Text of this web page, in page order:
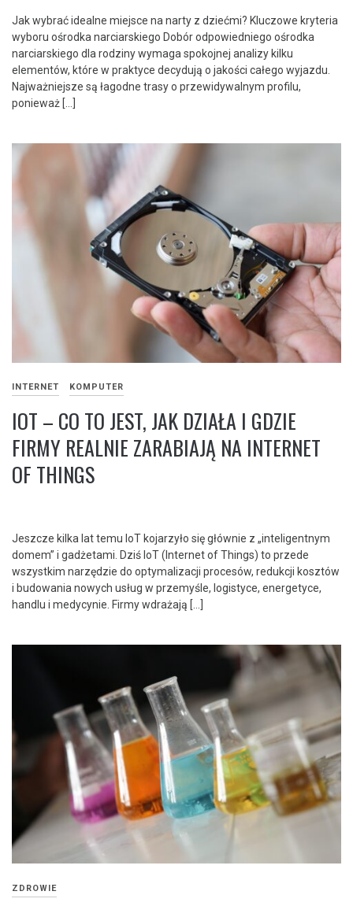
Jak wybrać idealne miejsce na narty z dziećmi? Kluczowe kryteria
wyboru ośrodka narciarskiego Dobór odpowiedniego ośrodka
narciarskiego dla rodziny wymaga spokojnej analizy kilku
elementów, które w praktyce decydują o jakości całego wyjazdu.
Najważniejsze są łagodne trasy o przewidywalnym profilu,
ponieważ […]
INTERNET KOMPUTER
IOT – CO TO JEST, JAK DZIAŁA I GDZIE
FIRMY REALNIE ZARABIAJĄ NA INTERNET
OF THINGS
Jeszcze kilka lat temu IoT kojarzyło się głównie z „inteligentnym
domem” i gadżetami. Dziś IoT (Internet of Things) to przede
wszystkim narzędzie do optymalizacji procesów, redukcji kosztów
i budowania nowych usług w przemyśle, logistyce, energetyce,
handlu i medycynie. Firmy wdrażają […]
ZDROWIE